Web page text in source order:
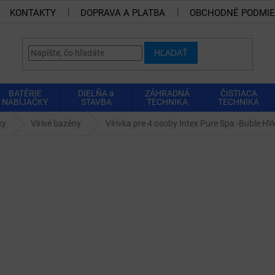
KONTAKTY DOPRAVA A PLATBA OBCHODNÉ
HĽADAŤ
BATÉRIE
NABÍJAČKY
DIELŇA a
STAVBA
ZÁHRADNÁ
TECHNIKA
ČISTIACA
TECHNIKA
Vírivé bazény Vírivka pre 4 osoby Intex Pure Spa -Buble